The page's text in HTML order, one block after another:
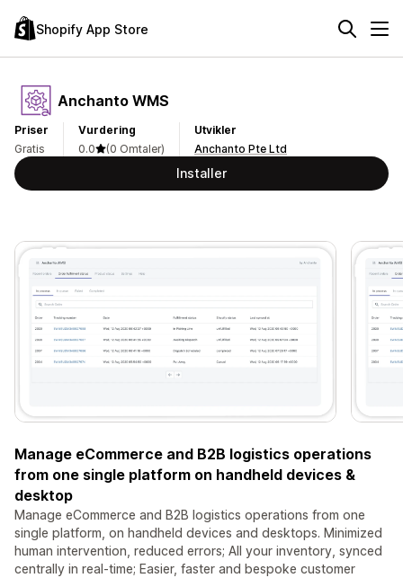
Shopify App Store
Anchanto WMS
Priser
Gratis
Vurdering
0.0
(0 Omtaler)
Utvikler
Anchanto Pte Ltd
Installer
Manage eCommerce and B2B logistics operations
from one single platform on handheld devices &
desktop
Manage eCommerce and B2B logistics operations from one
single platform, on handheld devices and desktops. Minimized
human intervention, reduced errors; All your inventory, synced
centrally in real-time; Easier, faster and bespoke customer